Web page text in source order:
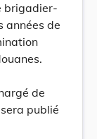
brigadier-
années de
de
publié